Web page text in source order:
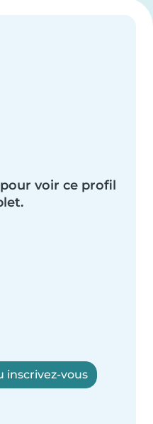
voir ce profil
inscrivez-vous